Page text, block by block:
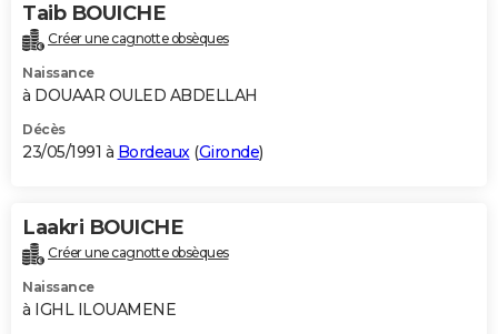
Taib BOUICHE
Créer une cagnotte obsèques
Naissance
à DOUAAR OULED ABDELLAH
Décès
23/05/1991 à Bordeaux(Gironde)
Laakri BOUICHE
Créer une cagnotte obsèques
Naissance
à IGHL ILOUAMENE